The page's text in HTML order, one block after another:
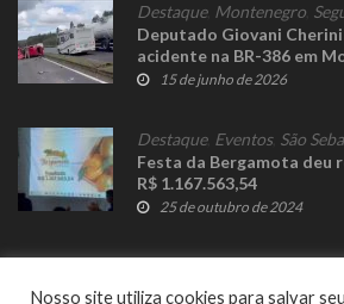
Destaque, Montenegro
Deputado Giovani
acidente na BR-386 em
15 de junho de 2026
Destaque, Eventos, São
Festa da Bergamota deu
R$ 1.167.563,54
25 de outubro de 2024
Nosso site utiliza cookies para salvar